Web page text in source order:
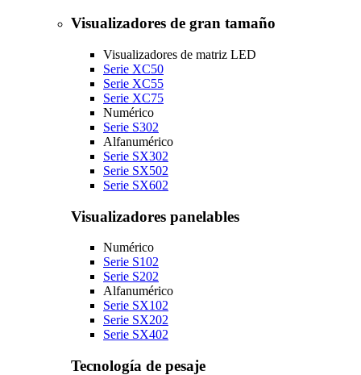
Visualizadores de gran tamaño
Visualizadores de matriz LED
Serie XC50
Serie XC55
Serie XC75
Numérico
Serie S302
Alfanumérico
Serie SX302
Serie SX502
Serie SX602
Visualizadores panelables
Numérico
Serie S102
Serie S202
Alfanumérico
Serie SX102
Serie SX202
Serie SX402
Tecnología de pesaje